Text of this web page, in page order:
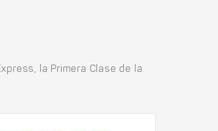
la Primera Clase de la